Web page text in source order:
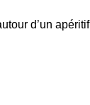
d’un